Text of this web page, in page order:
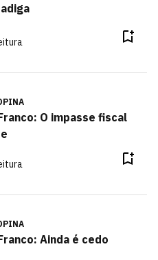
O impasse fiscal
Ainda é cedo